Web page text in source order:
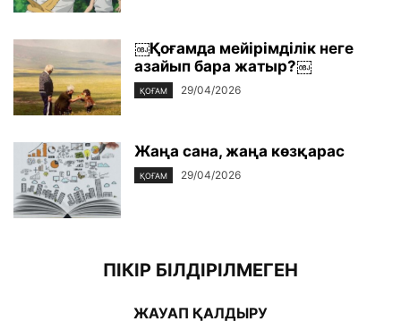
￼Қоғамда мейірімділік неге
азайып бара жатыр?￼
ҚОҒАМ 29/04/2026
Жаңа сана, жаңа көзқарас
ҚОҒАМ 29/04/2026
ПІКІР БІЛДІРІЛМЕГЕН
ЖАУАП ҚАЛДЫРУ